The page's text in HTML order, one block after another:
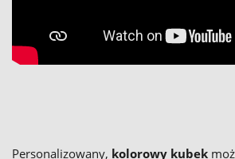
Personalizowany, kolorowy kubek